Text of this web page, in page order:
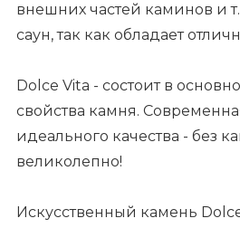
внешних частей каминов и
саун, так как обладает
Dolce Vita - состоит в
свойства камня.
идеального качества - без
великолепно!
Искусственный камень